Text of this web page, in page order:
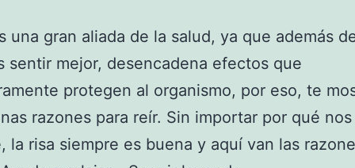
una gran aliada de la salud, ya que además
sentir mejor, desencadena efectos que
protegen al organismo, por eso, te
razones para reír. Sin importar por qué
la risa siempre es buena y aquí van las